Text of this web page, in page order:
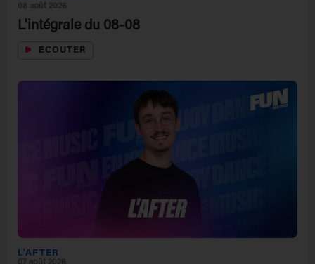
08 août 2026
L'intégrale du 08-08
ECOUTER
L'AFTER